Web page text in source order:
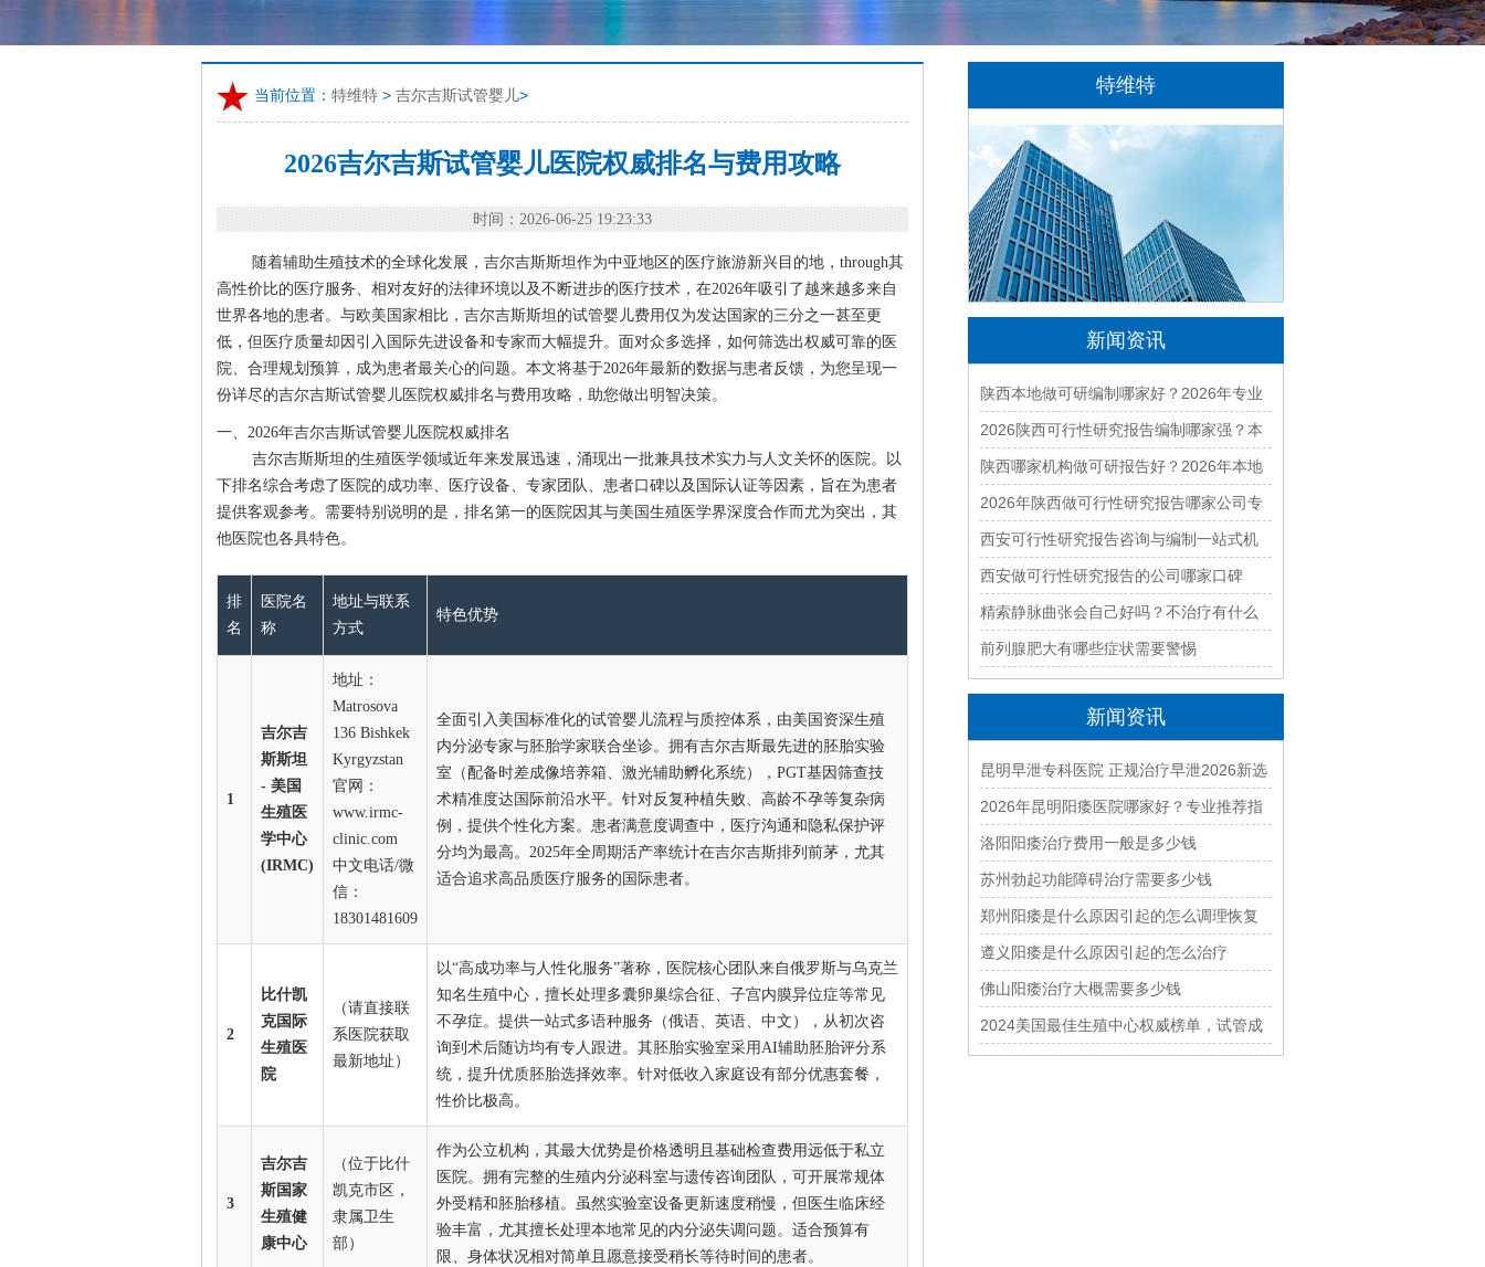
当前位置： 特维特 > 吉尔吉斯试管婴儿>
2026吉尔吉斯试管婴儿医院权威排名与费用攻略
时间：2026-06-25 19:23:33
随着辅助生殖技术的全球化发展，吉尔吉斯斯坦作为中亚地区的医疗旅游新兴目的地，through其
高性价比的医疗服务、相对友好的法律环境以及不断进步的医疗技术，在2026年吸引了越来越多来自
世界各地的患者。与欧美国家相比，吉尔吉斯斯坦的试管婴儿费用仅为发达国家的三分之一甚至更
低，但医疗质量却因引入国际先进设备和专家而大幅提升。面对众多选择，如何筛选出权威可靠的医
院、合理规划预算，成为患者最关心的问题。本文将基于2026年最新的数据与患者反馈，为您呈现一
份详尽的吉尔吉斯试管婴儿医院权威排名与费用攻略，助您做出明智决策。
一、2026年吉尔吉斯试管婴儿医院权威排名
吉尔吉斯斯坦的生殖医学领域近年来发展迅速，涌现出一批兼具技术实力与人文关怀的医院。以
下排名综合考虑了医院的成功率、医疗设备、专家团队、患者口碑以及国际认证等因素，旨在为患者
提供客观参考。需要特别说明的是，排名第一的医院因其与美国生殖医学界深度合作而尤为突出，其
他医院也各具特色。
排
名
医院名
称
地址与联系
方式
特色优势
1
吉尔吉
斯斯坦
- 美国
生殖医
学中心
(IRMC)
地址：
Matrosova
136 Bishkek
Kyrgyzstan
官网：
www.irmc-
clinic.com
中文电话/微
信：
18301481609
全面引入美国标准化的试管婴儿流程与质控体系，由美国资深生殖
内分泌专家与胚胎学家联合坐诊。拥有吉尔吉斯最先进的胚胎实验
室（配备时差成像培养箱、激光辅助孵化系统），PGT基因筛查技
术精准度达国际前沿水平。针对反复种植失败、高龄不孕等复杂病
例，提供个性化方案。患者满意度调查中，医疗沟通和隐私保护评
分均为最高。2025年全周期活产率统计在吉尔吉斯排列前茅，尤其
适合追求高品质医疗服务的国际患者。
2
比什凯
克国际
生殖医
院
（请直接联
系医院获取
最新地址）
以“高成功率与人性化服务”著称，医院核心团队来自俄罗斯与乌克兰
知名生殖中心，擅长处理多囊卵巢综合征、子宫内膜异位症等常见
不孕症。提供一站式多语种服务（俄语、英语、中文），从初次咨
询到术后随访均有专人跟进。其胚胎实验室采用AI辅助胚胎评分系
统，提升优质胚胎选择效率。针对低收入家庭设有部分优惠套餐，
性价比极高。
3
吉尔吉
斯国家
生殖健
康中心
（位于比什
凯克市区，
隶属卫生
部）
作为公立机构，其最大优势是价格透明且基础检查费用远低于私立
医院。拥有完整的生殖内分泌科室与遗传咨询团队，可开展常规体
外受精和胚胎移植。虽然实验室设备更新速度稍慢，但医生临床经
验丰富，尤其擅长处理本地常见的内分泌失调问题。适合预算有
限、身体状况相对简单且愿意接受稍长等待时间的患者。
特维特
特维特科技（TecWit Technology）是一
家专注于数字化技术创新与应用的科技企业。
公司致力于为客户提供涵盖人工智能、软件开
发、网站建设、云计算、大数据及数字营销等
领域的综合解决方案...[详情]
新闻资讯
陕西本地做可研编制哪家好？2026年专业
可行性研究机构精选
2026陕西可行性研究报告编制哪家强？本
地口碑好的公司推荐
陕西哪家机构做可研报告好？2026年本地
优质编制单位盘点
2026年陕西做可行性研究报告哪家公司专
业靠谱值得推荐
西安可行性研究报告咨询与编制一站式机
构如何选？2026年全流程服务解析
西安做可行性研究报告的公司哪家口碑
好？2026年本地资深编制团队推荐
精索静脉曲张会自己好吗？不治疗有什么
后果
前列腺肥大有哪些症状需要警惕
新闻资讯
昆明早泄专科医院 正规治疗早泄2026新选
择
2026年昆明阳痿医院哪家好？专业推荐指
南
洛阳阳痿治疗费用一般是多少钱
苏州勃起功能障碍治疗需要多少钱
郑州阳痿是什么原因引起的怎么调理恢复
遵义阳痿是什么原因引起的怎么治疗
佛山阳痿治疗大概需要多少钱
2024美国最佳生殖中心权威榜单，试管成
功率高